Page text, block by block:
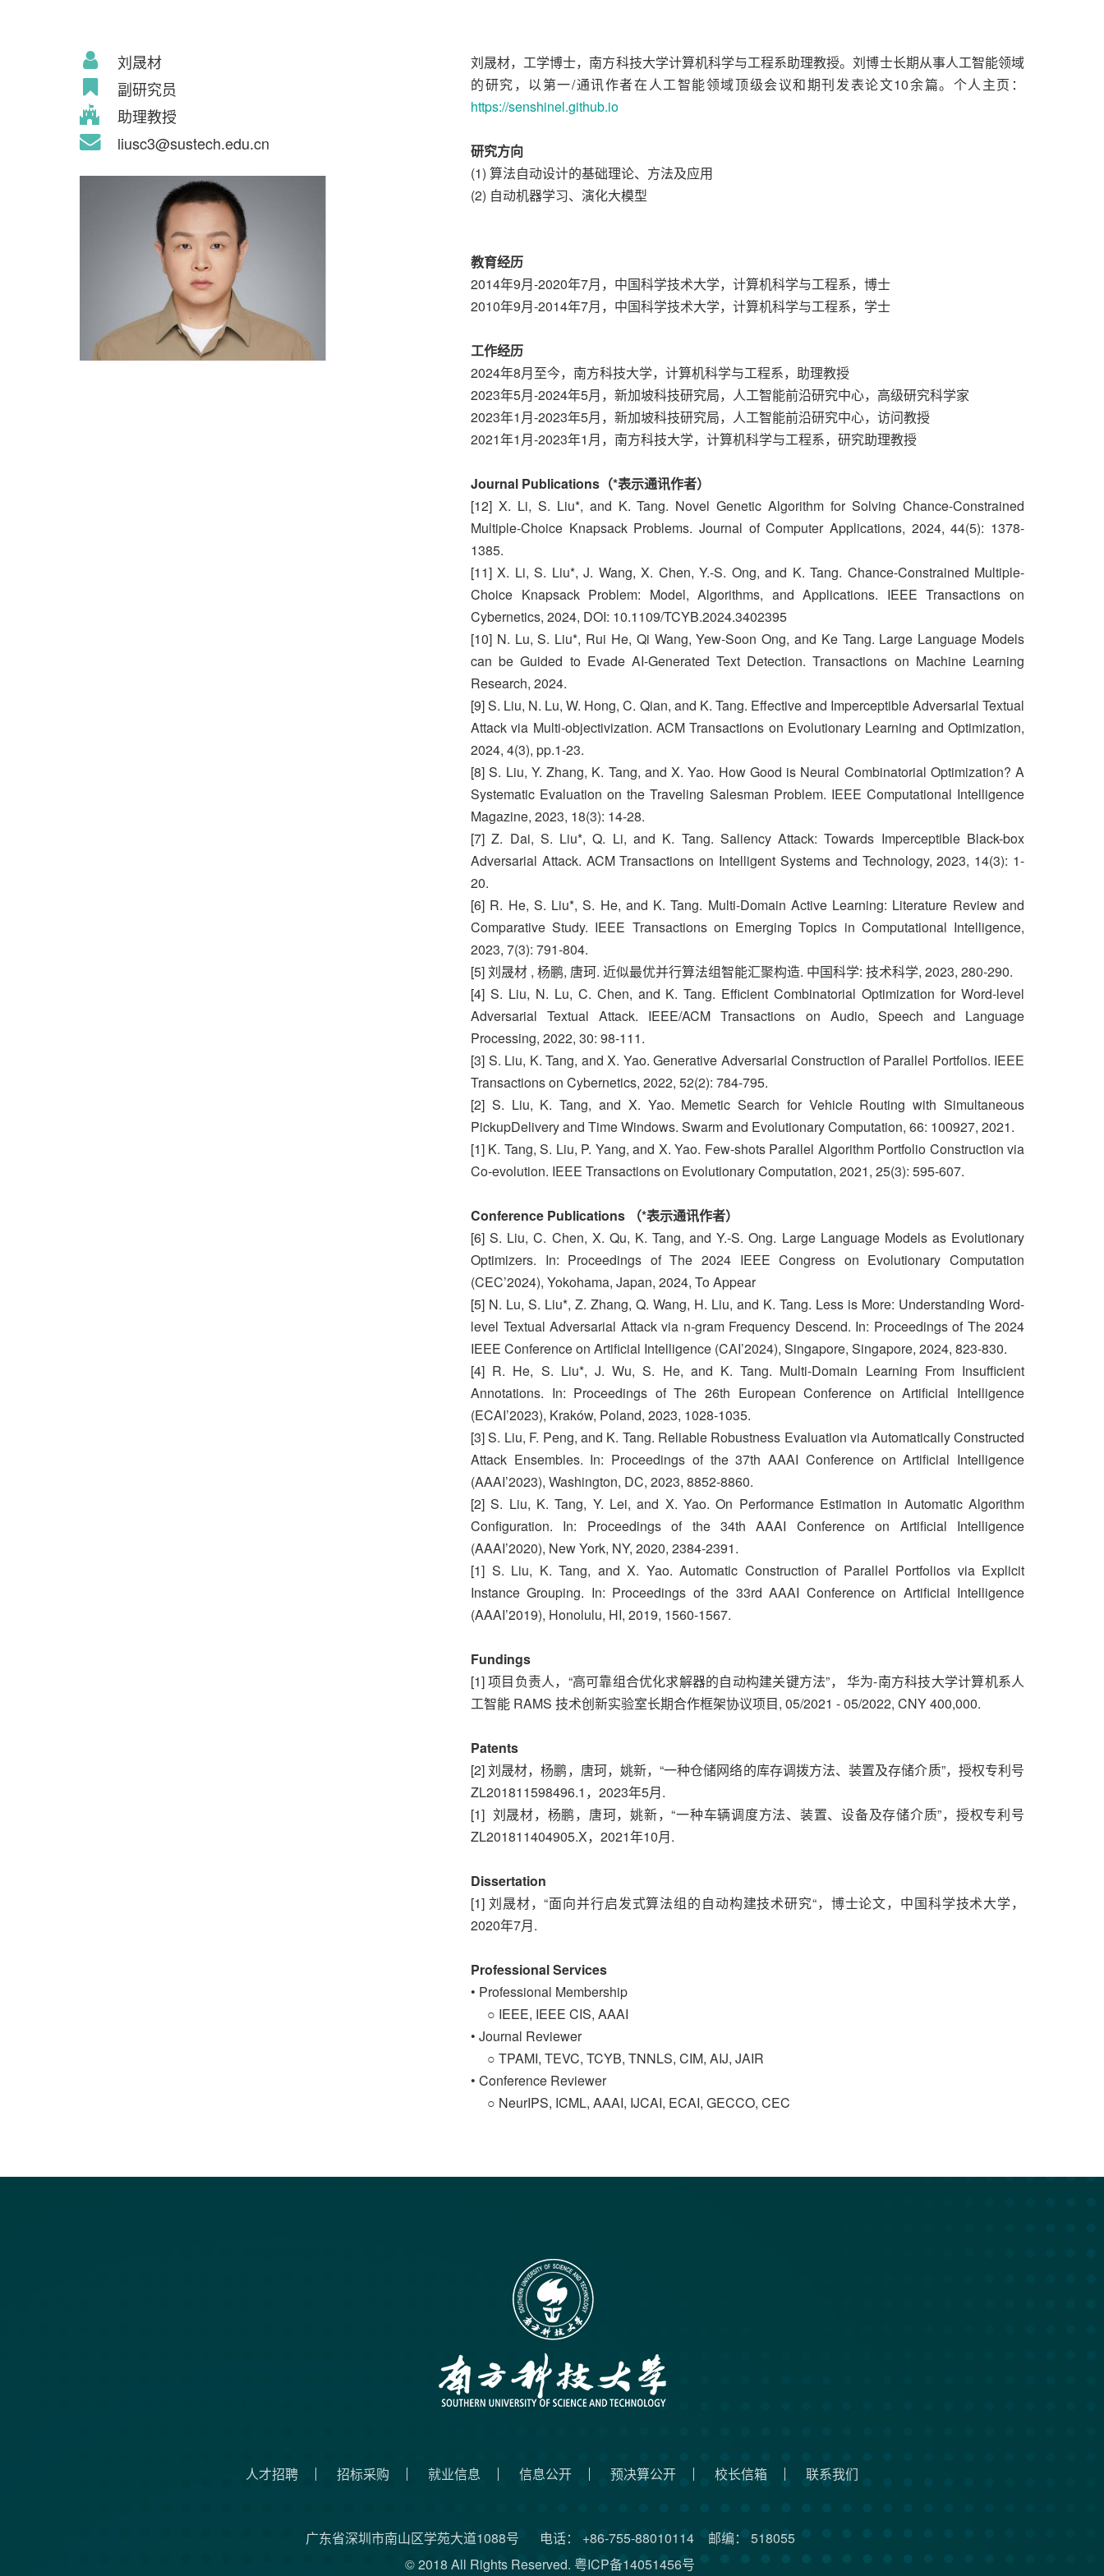
刘晟材
副研究员
助理教授
liusc3@sustech.edu.cn
刘晟材，工学博士，南方科技大学计算机科学与工程系助理教授。刘博士长期从事人工智能领域
的研究，以第一/通讯作者在人工智能领域顶级会议和期刊发表论文10余篇。个人主页：
https://senshinel.github.io
研究方向
(1) 算法自动设计的基础理论、方法及应用
(2) 自动机器学习、演化大模型
教育经历
2014年9月-2020年7月，中国科学技术大学，计算机科学与工程系，博士
2010年9月-2014年7月，中国科学技术大学，计算机科学与工程系，学士
工作经历
2024年8月至今，南方科技大学，计算机科学与工程系，助理教授
2023年5月-2024年5月，新加坡科技研究局，人工智能前沿研究中心，高级研究科学家
2023年1月-2023年5月，新加坡科技研究局，人工智能前沿研究中心，访问教授
2021年1月-2023年1月，南方科技大学，计算机科学与工程系，研究助理教授
Journal Publications（*表示通讯作者）
[12] X. Li, S. Liu*, and K. Tang. Novel Genetic Algorithm for Solving Chance-Constrained
Multiple-Choice Knapsack Problems. Journal of Computer Applications, 2024, 44(5): 1378-
1385.
[11] X. Li, S. Liu*, J. Wang, X. Chen, Y.-S. Ong, and K. Tang. Chance-Constrained Multiple-
Choice Knapsack Problem: Model, Algorithms, and Applications. IEEE Transactions on
Cybernetics, 2024, DOI: 10.1109/TCYB.2024.3402395
[10] N. Lu, S. Liu*, Rui He, Qi Wang, Yew-Soon Ong, and Ke Tang. Large Language Models
can be Guided to Evade AI-Generated Text Detection. Transactions on Machine Learning
Research, 2024.
[9] S. Liu, N. Lu, W. Hong, C. Qian, and K. Tang. Eﬀective and Imperceptible Adversarial Textual
Attack via Multi-objectivization. ACM Transactions on Evolutionary Learning and Optimization,
2024, 4(3), pp.1-23.
[8] S. Liu, Y. Zhang, K. Tang, and X. Yao. How Good is Neural Combinatorial Optimization? A
Systematic Evaluation on the Traveling Salesman Problem. IEEE Computational Intelligence
Magazine, 2023, 18(3): 14-28.
[7] Z. Dai, S. Liu*, Q. Li, and K. Tang. Saliency Attack: Towards Imperceptible Black-box
Adversarial Attack. ACM Transactions on Intelligent Systems and Technology, 2023, 14(3): 1-
20.
[6] R. He, S. Liu*, S. He, and K. Tang. Multi-Domain Active Learning: Literature Review and
Comparative Study. IEEE Transactions on Emerging Topics in Computational Intelligence,
2023, 7(3): 791-804.
[5] 刘晟材 , 杨鹏, 唐珂. 近似最优并行算法组智能汇聚构造. 中国科学: 技术科学, 2023, 280-290.
[4] S. Liu, N. Lu, C. Chen, and K. Tang. Eﬃcient Combinatorial Optimization for Word-level
Adversarial Textual Attack. IEEE/ACM Transactions on Audio, Speech and Language
Processing, 2022, 30: 98-111.
[3] S. Liu, K. Tang, and X. Yao. Generative Adversarial Construction of Parallel Portfolios. IEEE
Transactions on Cybernetics, 2022, 52(2): 784-795.
[2] S. Liu, K. Tang, and X. Yao. Memetic Search for Vehicle Routing with Simultaneous
PickupDelivery and Time Windows. Swarm and Evolutionary Computation, 66: 100927, 2021.
[1] K. Tang, S. Liu, P. Yang, and X. Yao. Few-shots Parallel Algorithm Portfolio Construction via
Co-evolution. IEEE Transactions on Evolutionary Computation, 2021, 25(3): 595-607.
Conference Publications （*表示通讯作者）
[6] S. Liu, C. Chen, X. Qu, K. Tang, and Y.-S. Ong. Large Language Models as Evolutionary
Optimizers. In: Proceedings of The 2024 IEEE Congress on Evolutionary Computation
(CEC’2024), Yokohama, Japan, 2024, To Appear
[5] N. Lu, S. Liu*, Z. Zhang, Q. Wang, H. Liu, and K. Tang. Less is More: Understanding Word-
level Textual Adversarial Attack via n-gram Frequency Descend. In: Proceedings of The 2024
IEEE Conference on Artificial Intelligence (CAI’2024), Singapore, Singapore, 2024, 823-830.
[4] R. He, S. Liu*, J. Wu, S. He, and K. Tang. Multi-Domain Learning From Insufficient
Annotations. In: Proceedings of The 26th European Conference on Artificial Intelligence
(ECAI’2023), Kraków, Poland, 2023, 1028-1035.
[3] S. Liu, F. Peng, and K. Tang. Reliable Robustness Evaluation via Automatically Constructed
Attack Ensembles. In: Proceedings of the 37th AAAI Conference on Artiﬁcial Intelligence
(AAAI’2023), Washington, DC, 2023, 8852-8860.
[2] S. Liu, K. Tang, Y. Lei, and X. Yao. On Performance Estimation in Automatic Algorithm
Conﬁguration. In: Proceedings of the 34th AAAI Conference on Artiﬁcial Intelligence
(AAAI’2020), New York, NY, 2020, 2384-2391.
[1] S. Liu, K. Tang, and X. Yao. Automatic Construction of Parallel Portfolios via Explicit
Instance Grouping. In: Proceedings of the 33rd AAAI Conference on Artiﬁcial Intelligence
(AAAI’2019), Honolulu, HI, 2019, 1560-1567.
Fundings
[1] 项目负责人，“高可靠组合优化求解器的自动构建关键方法”， 华为-南方科技大学计算机系人
工智能 RAMS 技术创新实验室长期合作框架协议项目, 05/2021 - 05/2022, CNY 400,000.
Patents
[2] 刘晟材，杨鹏，唐珂，姚新，“一种仓储网络的库存调拨方法、装置及存储介质”，授权专利号
ZL201811598496.1，2023年5月.
[1] 刘晟材，杨鹏，唐珂，姚新，“一种车辆调度方法、装置、设备及存储介质”，授权专利号
ZL201811404905.X，2021年10月.
Dissertation
[1] 刘晟材，“面向并行启发式算法组的自动构建技术研究“，博士论文，中国科学技术大学，
2020年7月.
Professional Services
• Professional Membership
○ IEEE, IEEE CIS, AAAI
• Journal Reviewer
○ TPAMI, TEVC, TCYB, TNNLS, CIM, AIJ, JAIR
• Conference Reviewer
○ NeurIPS, ICML, AAAI, IJCAI, ECAI, GECCO, CEC
人才招聘 招标采购 就业信息 信息公开 预决算公开 校长信箱 联系我们
广东省深圳市南山区学苑大道1088号 电话： +86-755-88010114
邮编： 518055
© 2018 All Rights Reserved. 粤ICP备14051456号